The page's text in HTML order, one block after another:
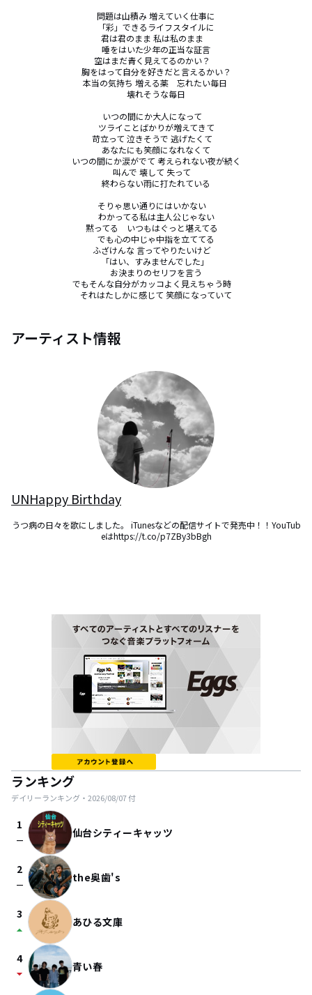
問題は山積み 増えていく仕事に
「彩」できるライフスタイルに
君は君のまま 私は私のまま
唾をはいた少年の正当な証言
空はまだ青く見えてるのかい？
胸をはって自分を好きだと言えるかい？
本当の気持ち 増える薬　忘れたい毎日
壊れそうな毎日
いつの間にか大人になって
ツライことばかりが増えてきて
苛立って 泣きそうで 逃げたくて
あなたにも笑顔になれなくて
いつの間にか涙がでて 考えられない夜が続く
叫んで 壊して 失って
終わらない雨に打たれている
そりゃ思い通りにはいかない
わかってる私は主人公じゃない
黙ってる　いつもはぐっと堪えてる
でも心の中じゃ中指を立ててる
ふざけんな 言ってやりたいけど
「はい、すみませんでした」
お決まりのセリフを言う
でもそんな自分がカッコよく見えちゃう時
それはたしかに感じて 笑顔になっていて
アーティスト情報
UNHappy Birthday
うつ病の日々を歌にしました。 iTunesなどの配信サイトで発売中！！YouTub
eはhttps://t.co/p7ZBy3bBgh
ランキング
デイリーランキング・ 2026/08/07付
1
check_indeterminate_small 仙台シティーキャッツ
2
check_indeterminate_small the奥歯's
3
arrow_drop_up あひる文庫
4
arrow_drop_down 青い春